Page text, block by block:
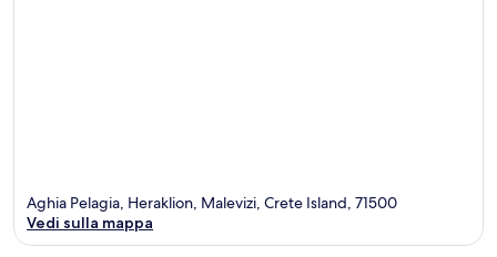
Aghia Pelagia, Heraklion, Malevizi, Crete Island, 71500
Vedi sulla mappa